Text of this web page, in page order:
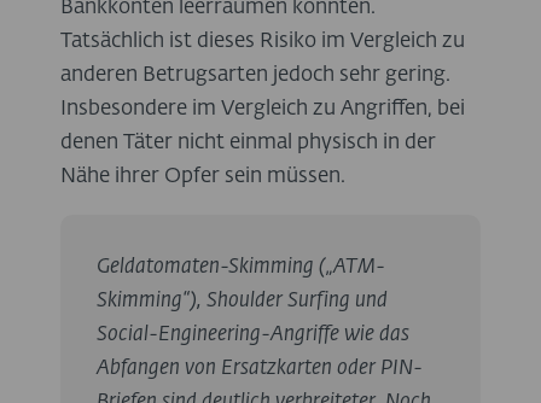
Bankkonten leerräumen könnten.
Tatsächlich ist dieses Risiko im Vergleich zu
anderen Betrugsarten jedoch sehr gering.
Insbesondere im Vergleich zu Angriffen, bei
denen Täter nicht einmal physisch in der
Nähe ihrer Opfer sein müssen.
Geldatomaten-Skimming („ATM-
Skimming“), Shoulder Surfing und
Social-Engineering-Angriffe wie das
Abfangen von Ersatzkarten oder PIN-